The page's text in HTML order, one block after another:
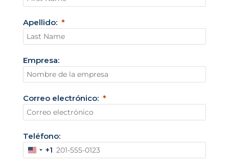
Apellido:
Empresa:
Correo electrónico:
Teléfono:
E
+1